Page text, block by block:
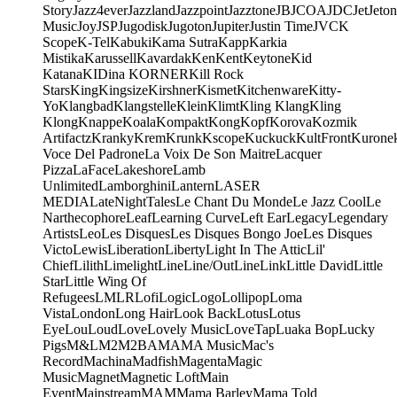
StoryJazz4everJazzlandJazzpointJazztoneJBJCOAJDCJetJeton
MusicJoyJSPJugodiskJugotonJupiterJustin TimeJVCK
ScopeK-TelKabukiKama SutraKappKarkia
MistikaKarussellKavardakKenKentKeytoneKid
KatanaKIDina KORNERKill Rock
StarsKingKingsizeKirshnerKismetKitchenwareKitty-
YoKlangbadKlangstelleKleinKlimtKling KlangKling
KlongKnappeKoalaKompaktKongKopfKorovaKozmik
ArtifactzKrankyKremKrunkKscopeKuckuckKultFront
Voce Del PadroneLa Voix De Son MaitreLacquer
PizzaLaFaceLakeshoreLamb
UnlimitedLamborghiniLanternLASER
MEDIALateNightTalesLe Chant Du MondeLe Jazz CoolLe
NarthecophoreLeafLearning CurveLeft EarLegacyLegendary
ArtistsLeoLes DisquesLes Disques Bongo JoeLes Disques
VictoLewisLiberationLibertyLight In The AtticLil'
ChiefLilithLimelightLineLine/OutLineLinkLittle DavidLittle
StarLittle Wing Of
RefugeesLMLRLofiLogicLogoLollipopLoma
VistaLondonLong HairLook BackLotusLotus
EyeLouLoudLoveLovely MusicLoveTapLuaka BopLucky
PigsM&LM2M2BAMAMA MusicMac's
RecordMachinaMadfishMagentaMagic
MusicMagnetMagnetic LoftMain
EventMainstreamMAMMama BarleyMama Told